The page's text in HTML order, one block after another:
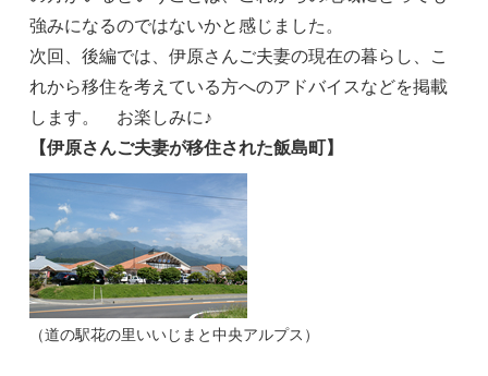
強みになるのではないかと感じました。
次回、後編では、伊原さんご夫妻の現在の暮らし、こ
れから移住を考えている方へのアドバイスなどを掲載
します。 お楽しみに♪
【伊原さんご夫妻が移住された飯島町】
（道の駅花の里いいじまと中央アルプス）